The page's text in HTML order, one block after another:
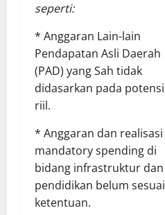
seperti:
* Anggaran Lain-lain
Pendapatan Asli Daerah
(PAD) yang Sah tidak
didasarkan pada potensi
riil.
* Anggaran dan realisasi
mandatory spending di
bidang infrastruktur dan
pendidikan belum sesuai
ketentuan.